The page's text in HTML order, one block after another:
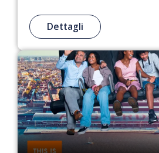
Dettagli